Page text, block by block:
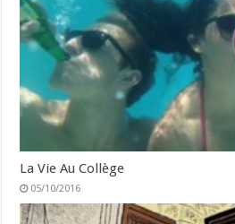
La Vie Au Collège
05/10/2016